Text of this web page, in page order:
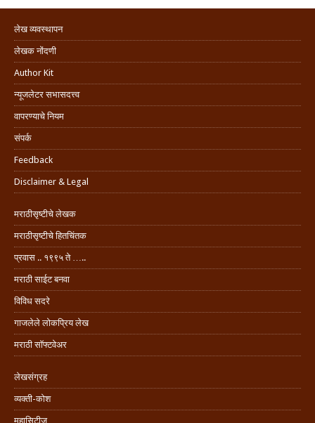
लेख व्यवस्थापन
लेखक नोंदणी
Author Kit
न्यूजलेटर सभासदत्त्व
वापरण्याचे नियम
संपर्क
Feedback
Disclaimer & Legal
मराठीसृष्टीचे लेखक
मराठीसृष्टीचे हितचिंतक
प्रवास .. १९९५ ते …..
मराठी साईट बनवा
विविध सदरे
गाजलेले लोकप्रिय लेख
मराठी सॉफ्टवेअर
लेखसंग्रह
व्यक्ती-कोश
महासिटीज